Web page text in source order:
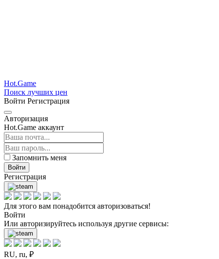
Hot.Game
Поиск лучших цен
Войти Регистрация
Авторизация
Hot.Game аккаунт
Запомнить меня
Войти
Регистрация
Для этого вам понадобится авторизоваться!
Войти
Или авторизируйтесь используя другие сервисы:
RU, ru, ₽